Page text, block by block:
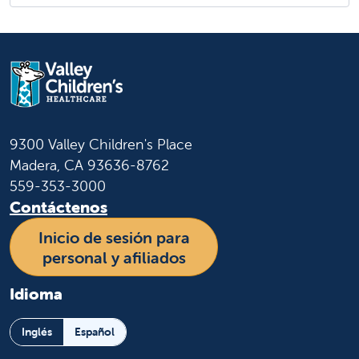
9300 Valley Children's Place
Madera, CA 93636-8762
559-353-3000
Contáctenos
Inicio de sesión para
personal y afiliados
Idioma
Inglés Español